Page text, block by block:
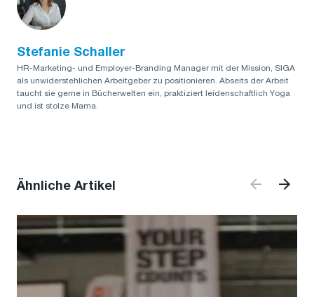
Stefanie Schaller
HR-Marketing- und Employer-Branding Manager mit der Mission, SIGA
als unwiderstehlichen Arbeitgeber zu positionieren. Abseits der Arbeit
taucht sie gerne in Bücherwelten ein, praktiziert leidenschaftlich Yoga
und ist stolze Mama.
Ähnliche Artikel